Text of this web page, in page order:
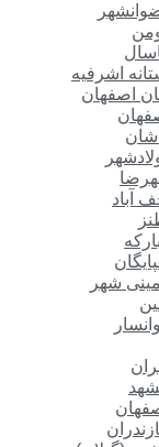
اشرفیه
اصفهان
آباد
شهر